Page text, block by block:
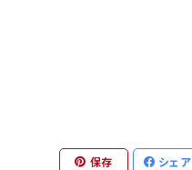
保存 シェア